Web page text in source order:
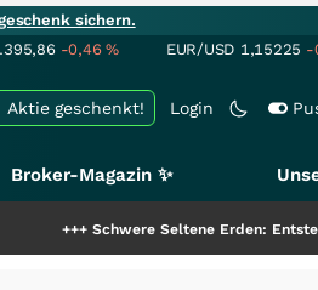
sichern.
-0,46% EUR/USD 1,15225 -
Login
Aktie geschenkt!
Broker-Magazin ✨
Schwere Seltene Erden: Entsteht hier die